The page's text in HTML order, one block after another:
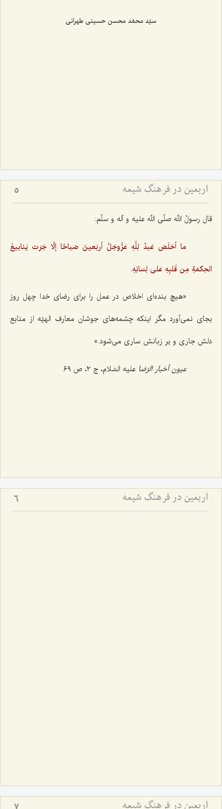
سیّد محمّد محسن حسینی طهرانی
اربعین در فرهنگ شیعه 5
قال رسولُ الله صلّی الله علیه و آله و سلّم:
ما أخلَصَ عَبدٌ لِلَّهِ عَزَّوجَلَّ أربَعینَ صَباحًا إلّا جَرَت یَنابیعُ
الحِکمَةِ مِن قَلبِهِ عَلی لِسَانِهِ.
«هیچ بنده‌ای اخلاص در عمل را برای رضای خدا چهل روز
بجای نمی‌آورد مگر اینکه چشمه‌های جوشان معارف الهیّه از منابع
دلش جاری و بر زبانش ساری می‌شود.»
عیون أخبار الرّضا علیه السّلام، ج ‌٢، ص ٦٩
اربعین در فرهنگ شیعه 6